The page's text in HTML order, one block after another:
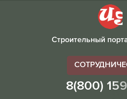
Строительный
8(800)